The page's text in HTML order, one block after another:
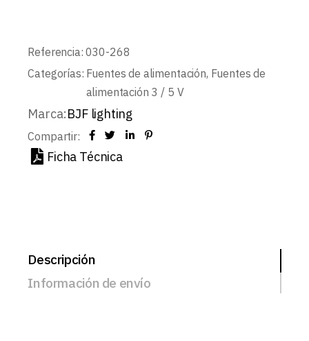
Referencia: 030-268
Categorías: Fuentes de alimentación, Fuentes de
alimentación 3 / 5 V
Marca:BJF lighting
Compartir:
Ficha Técnica
Descripción
Información de envío